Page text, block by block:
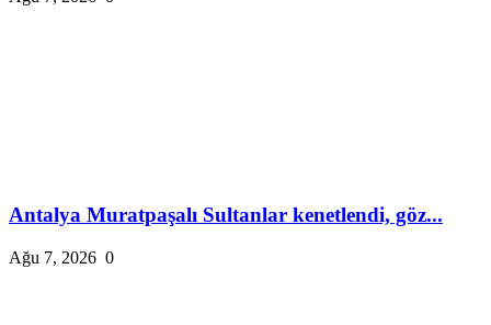
Antalya Muratpaşalı Sultanlar kenetlendi, göz...
Ağu 7, 2026 0